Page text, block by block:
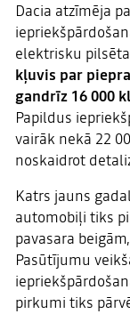
Dacia atzīmēja
elektrisku
kļuvis par
gandrīz 16 000
Papildus
vairāk nekā 22
noskaidrot
Katrs jauns
automobiļi tiks
pavasara
Pasūtījumu
pirkumi tiks